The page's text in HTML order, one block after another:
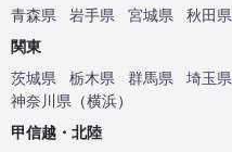
青森県
岩手県 宮城県 秋田県
関東
茨城県
栃木県 群馬県 埼玉県
神奈川県 （横浜）
甲信越・北陸